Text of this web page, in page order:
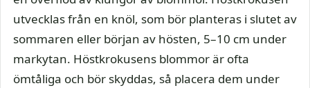
utvecklas från en knöl, som bör planteras i slutet av
sommaren eller början av hösten, 5–10 cm under
markytan. Höstkrokusens blommor är ofta
ömtåliga och bör skyddas, så placera dem under